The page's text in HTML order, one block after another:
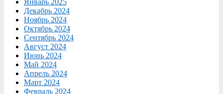
Декабрь 2024
Ноябрь 2024
Октябрь 2024
Сентябрь 2024
Август 2024
Июнь 2024
Май 2024
Апрель 2024
Март 2024
Февраль 2024